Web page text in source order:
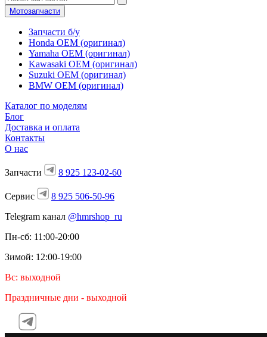
Мотозапчасти
Запчасти б/у
Honda OEM (оригинал)
Yamaha OEM (оригинал)
Kawasaki OEM (оригинал)
Suzuki OEM (оригинал)
BMW OEM (оригинал)
Каталог по моделям
Блог
Доставка и оплата
Контакты
О нас
Запчасти 8 925 123-02-60
Сервис
8 925 506-50-96
Telegram канал @hmrshop_ru
Пн-сб: 11:00-20:00
Зимой: 12:00-19:00
Вс: выходной
Праздничные дни - выходной